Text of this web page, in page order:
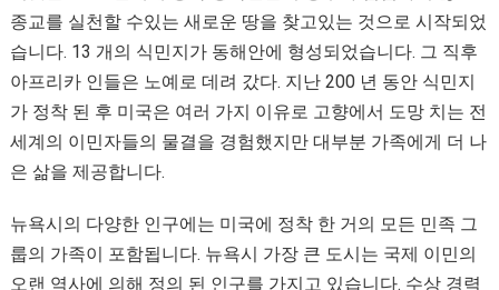
종교를 실천할 수있는 새로운 땅을 찾고있는 것으로 시작되었
습니다. 13 개의 식민지가 동해안에 형성되었습니다. 그 직후
아프리카 인들은 노예로 데려 갔다. 지난 200 년 동안 식민지
가 정착 된 후 미국은 여러 가지 이유로 고향에서 도망 치는 전
세계의 이민자들의 물결을 경험했지만 대부분 가족에게 더 나
은 삶을 제공합니다.
뉴욕시의 다양한 인구에는 미국에 정착 한 거의 모든 민족 그
룹의 가족이 포함됩니다. 뉴욕시 가장 큰 도시는 국제 이민의
오랜 역사에 의해 정의 된 인구를 가지고 있습니다. 수상 경력